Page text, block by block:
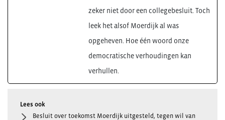
zeker niet door een collegebesluit. Toch
leek het alsof Moerdijk al was
opgeheven. Hoe één woord onze
democratische verhoudingen kan
verhullen.
Besluit over toekomst Moerdijk uitgesteld, tegen wil van